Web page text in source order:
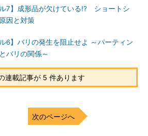
ル7】成形品が欠けている!? ショートシ
因と対策
ル6】バリの発生を阻止せよ ～パーティン
バリの関係～
連載記事が 5 件あります
次のページへ